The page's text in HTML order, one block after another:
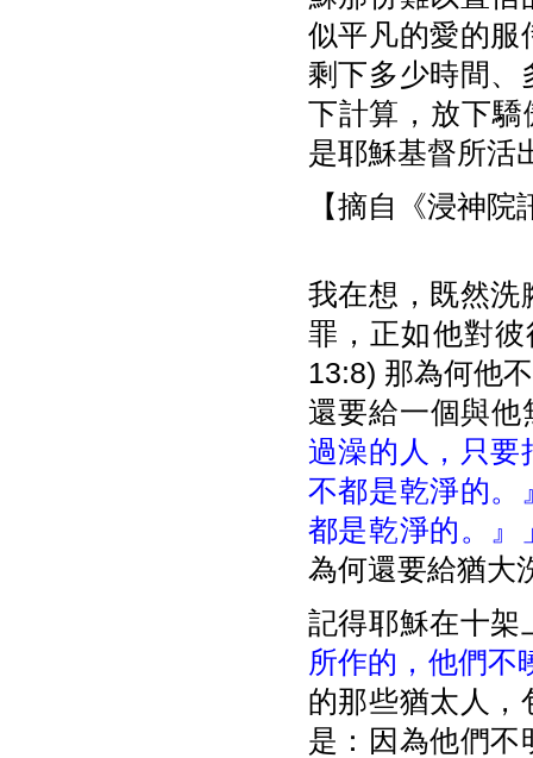
似平凡的愛的服
剩下多少時間、
下計算，放下
是耶穌基督所活
【摘自《浸神
我在想，既然洗
罪，正如他對
13:8) 那為何他
還要給一個與他
過澡的人，只要
不都是乾淨的。
都是乾淨的。』
為何還要給猶大
記得耶穌在十架
所作的，他們不
的那些猶太人，
是：因為他們不